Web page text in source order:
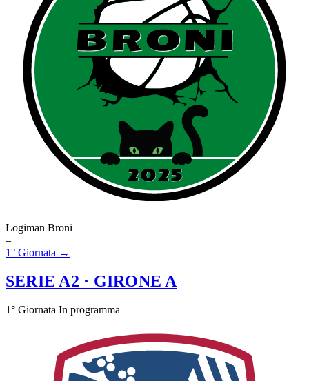
Logiman Broni
–
1° Giornata →
SERIE A2 · GIRONE A
1° Giornata In programma